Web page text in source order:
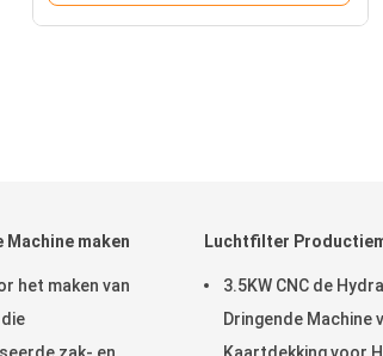
maken
het maken van
Luchtfilter
3.5KW CNC de
Dringende Machine